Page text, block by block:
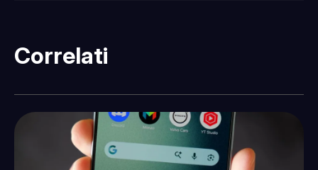
Correlati